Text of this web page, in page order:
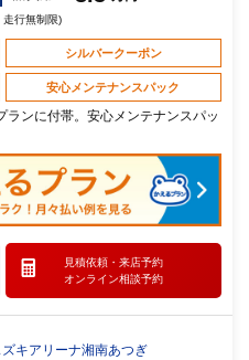
行無制限)
シルバークーポン
安心メンテナンスパック
ンに付帯。安心メンテナンスパッ
見積依頼・ 来店予約
オンライン相談予約
キアリーナ湘南あつぎ